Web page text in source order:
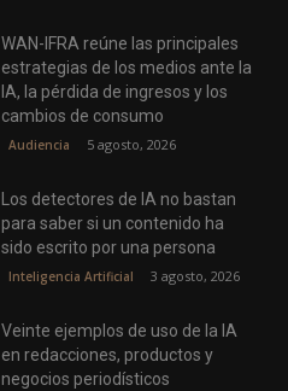
WAN-IFRA reúne las principales
estrategias de los medios ante la
IA, la pérdida de ingresos y los
cambios de consumo
Audiencia 5 agosto, 2026
Los detectores de IA no bastan
para saber si un contenido ha
sido escrito por una persona
Inteligencia Artificial 3 agosto, 2026
Veinte ejemplos de uso de la IA
en redacciones, productos y
negocios periodísticos